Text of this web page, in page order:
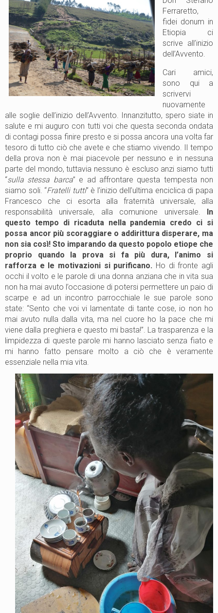
Ferraretto,
fidei donum in
Etiopia ci
scrive all’inizio
dell’Avvento.
Cari amici,
sono qui a
scrivervi
nuovamente
alle soglie dell’inizio dell’Avvento. Innanzitutto, spero siate in
salute e mi auguro con tutti voi che questa seconda ondata
di contagi possa finire presto e si possa ancora una volta far
tesoro di tutto ciò che avete e che stiamo vivendo. Il tempo
della prova non è mai piacevole per nessuno e in nessuna
parte del mondo, tuttavia nessuno è escluso anzi siamo tutti
“sulla stessa barca” e ad affrontare questa tempesta non
siamo soli. “Fratelli tutti” è l’inizio dell’ultima enciclica di papa
Francesco che ci esorta alla fraternità universale, alla
responsabilità universale, alla comunione universale. In
questo tempo di ricaduta nella pandemia credo ci si
possa ancor più scoraggiare o addirittura disperare, ma
non sia così! Sto imparando da questo popolo etiope che
proprio quando la prova si fa più dura, l’animo si
rafforza e le motivazioni si purificano. Ho di fronte agli
occhi il volto e le parole di una donna anziana che in vita sua
non ha mai avuto l’occasione di potersi permettere un paio di
scarpe e ad un incontro parrocchiale le sue parole sono
state: “Sento che voi vi lamentate di tante cose, io non ho
mai avuto nulla dalla vita, ma nel cuore ho la pace che mi
viene dalla preghiera e questo mi basta!”. La trasparenza e la
limpidezza di queste parole mi hanno lasciato senza fiato e
mi hanno fatto pensare molto a ciò che è veramente
essenziale nella mia vita.